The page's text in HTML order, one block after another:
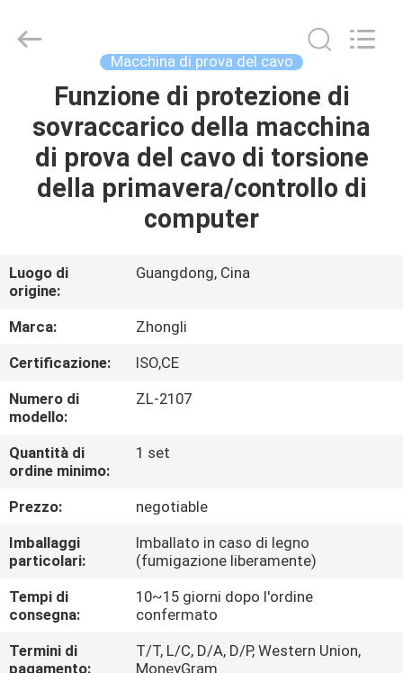
CASA
PRODOTTI
CIRCA
NOI
GIRO
DELLA
FABBRICA
CONTROLLO
DI
QUALITÀ
CONTATTICI
NOTIZIE
Instrument
Technology
Macchina di prova del cavo
Funzione di protezione di
sovraccarico della macchina
di prova del cavo di torsione
della primavera/controllo di
computer
Luogo di
origine:
Guangdong, Cina
Marca:
Zhongli
Certificazione:
ISO,CE
Numero di
modello:
ZL-2107
Quantità di
ordine minimo:
1 set
Prezzo:
negotiable
Imballaggi
particolari:
Imballato in caso di legno
(fumigazione liberamente)
Tempi di
consegna:
10~15 giorni dopo l'ordine
confermato
Termini di
pagamento:
T/T, L/C, D/A, D/P, Western Union,
MoneyGram